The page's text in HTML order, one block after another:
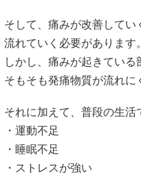
そして、痛みが改善してい
流れていく必要があります。
しかし、痛みが起きている
そもそも発痛物質が流れに
それに加えて、普段の生活
・運動不足
・睡眠不足
・ストレスが強い